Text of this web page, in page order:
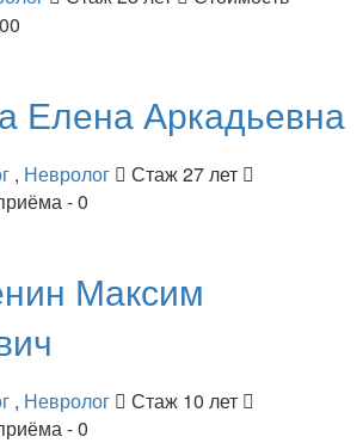
Елена Аркадьевна
, Невролог
Стаж 27 лет
- 0
Максим
, Невролог
Стаж 10 лет
- 0